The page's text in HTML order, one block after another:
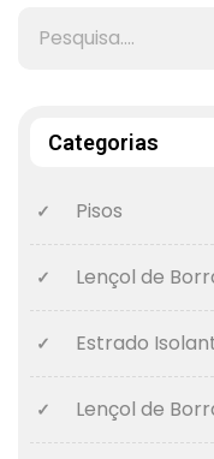
Categorias
Pisos
Lençol de
Estrado
Lençol de